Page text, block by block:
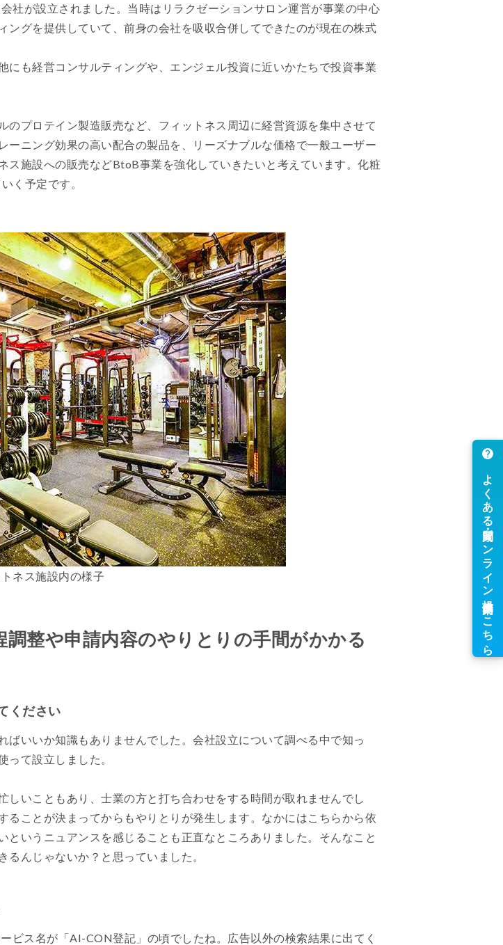
社が設立されました。当時はリラクゼーションサロン運営が事業の中心
グを提供していて、前身の会社を吸収合併してできたのが現在の株式
も経営コンサルティングや、エンジェル投資に近いかたちで投資事業
プロテイン製造販売など、フィットネス周辺に経営資源を集中させて
ニング効果の高い配合の製品を、リーズナブルな価格で一般ユーザー
ス施設への販売などBtoB事業を強化していきたいと考えています。化粧
く予定です。
ネス施設内の様子
整や申請内容のやりとりの手間がかかる
ください
いいか知識もありませんでした。会社設立について調べる中で知っ
て設立しました。
いこともあり、士業の方と打ち合わせをする時間が取れませんでし
ことが決まってからもやりとりが発生します。なかにはこちらから依
いうニュアンスを感じることも正直なところありました。そんなこと
るんじゃないか？と思っていました。
ビス名が「AI-CON登記」の頃でしたね。広告以外の検索結果に出てく